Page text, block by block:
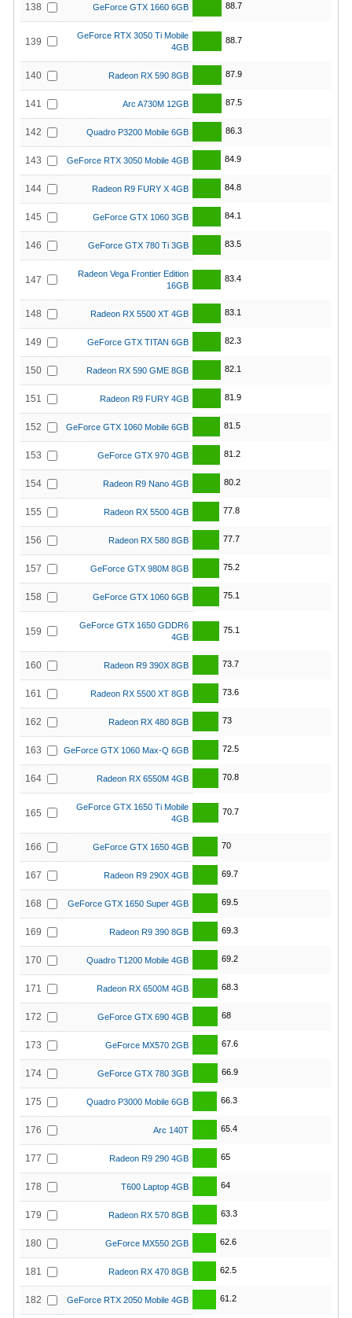
138 GeForce GTX 1660 6GB 88.7
139
GeForce RTX 3050 Ti Mobile
4GB
88.7
140 Radeon RX 590 8GB 87.9
141 Arc A730M 12GB 87.5
142 Quadro P3200 Mobile 6GB 86.3
143 GeForce RTX 3050 Mobile 4GB 84.9
144 Radeon R9 FURY X 4GB 84.8
145 GeForce GTX 1060 3GB 84.1
146 GeForce GTX 780 Ti 3GB 83.5
147
Radeon Vega Frontier Edition
16GB
83.4
148 Radeon RX 5500 XT 4GB 83.1
149 GeForce GTX TITAN 6GB 82.3
150 Radeon RX 590 GME 8GB 82.1
151 Radeon R9 FURY 4GB 81.9
152 GeForce GTX 1060 Mobile 6GB 81.5
153 GeForce GTX 970 4GB 81.2
154 Radeon R9 Nano 4GB 80.2
155 Radeon RX 5500 4GB 77.8
156 Radeon RX 580 8GB 77.7
157 GeForce GTX 980M 8GB 75.2
158 GeForce GTX 1060 6GB 75.1
159
GeForce GTX 1650 GDDR6
4GB
75.1
160 Radeon R9 390X 8GB 73.7
161 Radeon RX 5500 XT 8GB 73.6
162 Radeon RX 480 8GB 73
163 GeForce GTX 1060 Max-Q 6GB 72.5
164 Radeon RX 6550M 4GB 70.8
165
GeForce GTX 1650 Ti Mobile
4GB
70.7
166 GeForce GTX 1650 4GB 70
167 Radeon R9 290X 4GB 69.7
168 GeForce GTX 1650 Super 4GB 69.5
169 Radeon R9 390 8GB 69.3
170 Quadro T1200 Mobile 4GB 69.2
171 Radeon RX 6500M 4GB 68.3
172 GeForce GTX 690 4GB 68
173 GeForce MX570 2GB 67.6
174 GeForce GTX 780 3GB 66.9
175 Quadro P3000 Mobile 6GB 66.3
176 Arc 140T 65.4
177 Radeon R9 290 4GB 65
178 T600 Laptop 4GB 64
179 Radeon RX 570 8GB 63.3
180 GeForce MX550 2GB 62.6
181 Radeon RX 470 8GB 62.5
182 GeForce RTX 2050 Mobile 4GB 61.2